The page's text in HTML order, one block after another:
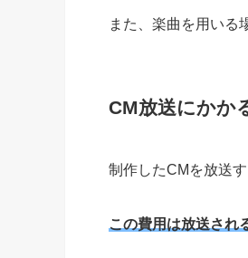
また、楽曲を用いる
CM放送にかか
制作したCMを放送す
この費用は放送され